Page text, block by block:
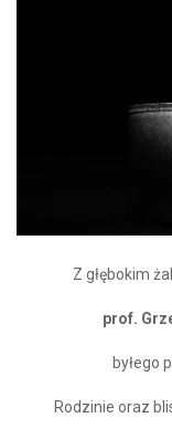
Z głębokim
prof.
byłego
Rodzinie oraz